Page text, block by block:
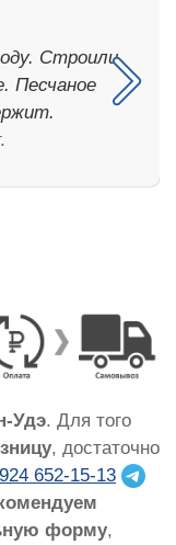
Строили
Песчаное
Удэ. Для того
, достаточно
652-15-13
форму,